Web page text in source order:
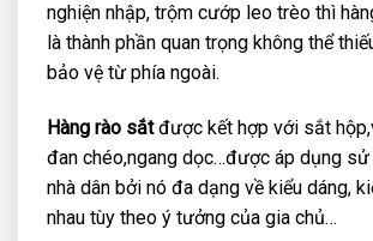
nghiện nhập, trộm cướp leo trèo thì
là thành phần quan trọng không thể
bảo vệ từ phía ngoài.
Hàng rào sắtđược kết hợp với sắt
đan chéo,ngang dọc…được áp dụng
nhà dân bởi nó đa dạng về kiểu dáng,
nhau tùy theo ý tưởng của gia chủ…